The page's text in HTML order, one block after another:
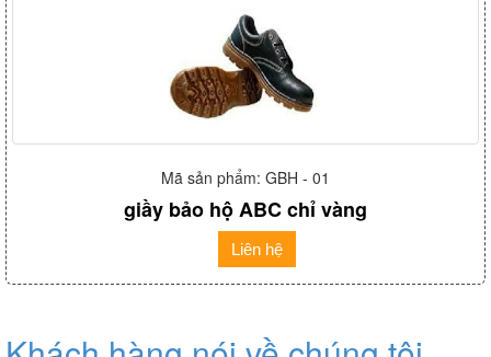
Mã sản phẩm: GBH - 01
giầy bảo hộ ABC chỉ vàng
Liên hệ